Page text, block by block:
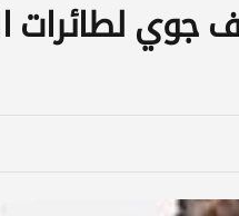
بقصف جوي